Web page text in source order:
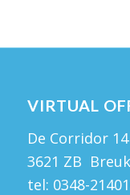
VIRTUAL
De Corridor
3621 ZB
tel: 0348-